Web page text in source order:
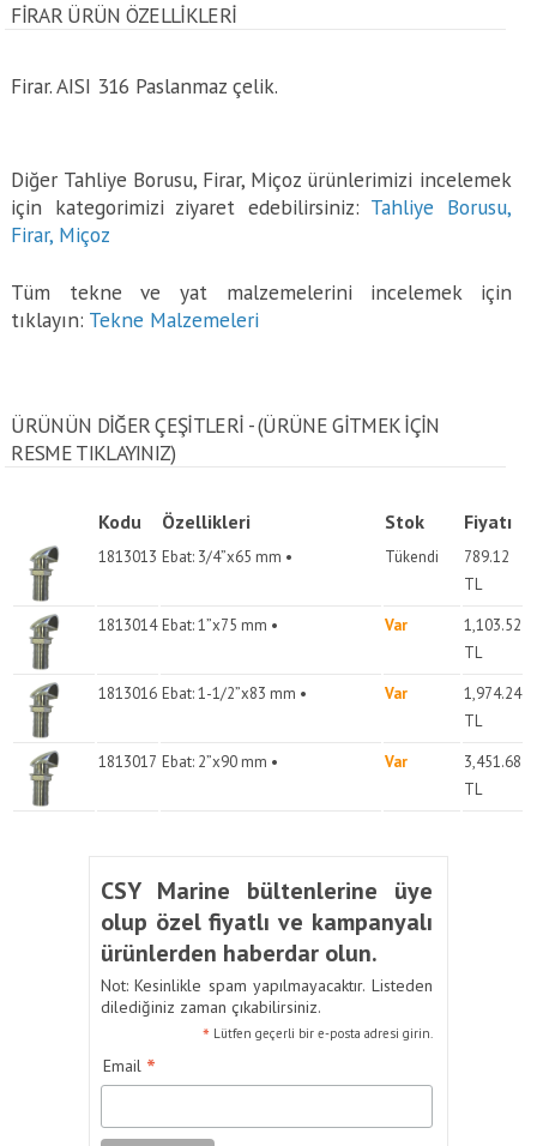
FIRAR ÜRÜN ÖZELLİKLERİ
Firar. AISI 316 Paslanmaz çelik.
Diğer Tahliye Borusu, Firar, Miçoz ürünlerimizi incelemek
için kategorimizi ziyaret edebilirsiniz: Tahliye Borusu,
Firar, Miçoz
Tüm tekne ve yat malzemelerini incelemek için
tıklayın: Tekne Malzemeleri
ÜRÜNÜN DİĞER ÇEŞİTLERİ - (ÜRÜNE GITMEK IÇIN
RESME TIKLAYINIZ)
Kodu Özellikleri Stok Fiyatı
1813013 Ebat: 3/4”x65 mm • Tükendi
789.12
TL
1813014 Ebat: 1”x75 mm • Var
1,103.52
TL
1813016 Ebat: 1-1/2”x83 mm • Var
1,974.24
TL
1813017 Ebat: 2”x90 mm • Var
3,451.68
TL
CSY Marine bültenlerine üye
olup özel fiyatlı ve kampanyalı
ürünlerden haberdar olun.
Not: Kesinlikle spam yapılmayacaktır. Listeden
dilediğiniz zaman çıkabilirsiniz.
* Lütfen geçerli bir e-posta adresi girin.
Email *